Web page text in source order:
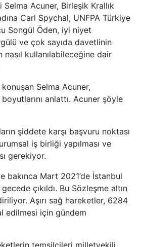
Acuner, Birleşik Krallık
Carl Spychal, UNFPA Türkiye
Songül Öden, iyi niyet
ve çok sayıda davetlinin
nasıl kullanılabileceğine dair
Selma Acuner,
anlattı. Acuner şöyle
şiddete karşı başvuru noktası
iş birliği yapılması ve
gerekiyor.
bakınca Mart 2021’de İstanbul
çıkıldı. Bu Sözleşme altın
Aşırı sağ hareketler, 6284
edilmesi için gündem